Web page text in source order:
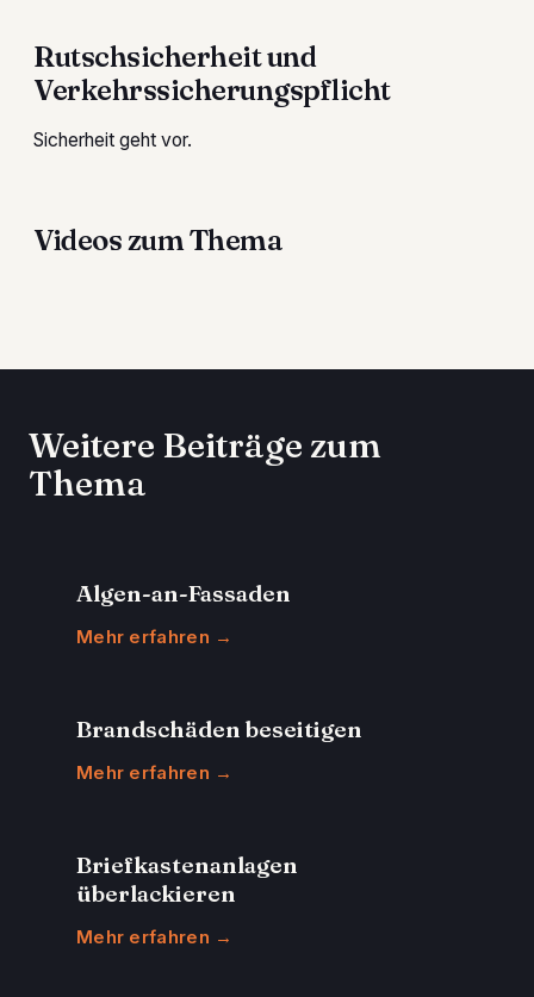
Rutschsicherheit und
Verkehrssicherungspflicht
Sicherheit geht vor.
Videos zum Thema
Weitere Beiträge zum
Thema
Algen-an-Fassaden
Mehr erfahren →
Brandschäden beseitigen
Mehr erfahren →
Briefkastenanlagen
überlackieren
Mehr erfahren →